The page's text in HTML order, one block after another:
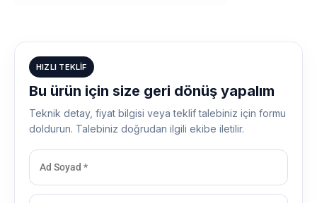
HIZLI TEKLIF
Bu ürün için size geri dönüş yapalım
Teknik detay, fiyat bilgisi veya teklif talebiniz için formu
doldurun. Talebiniz doğrudan ilgili ekibe iletilir.